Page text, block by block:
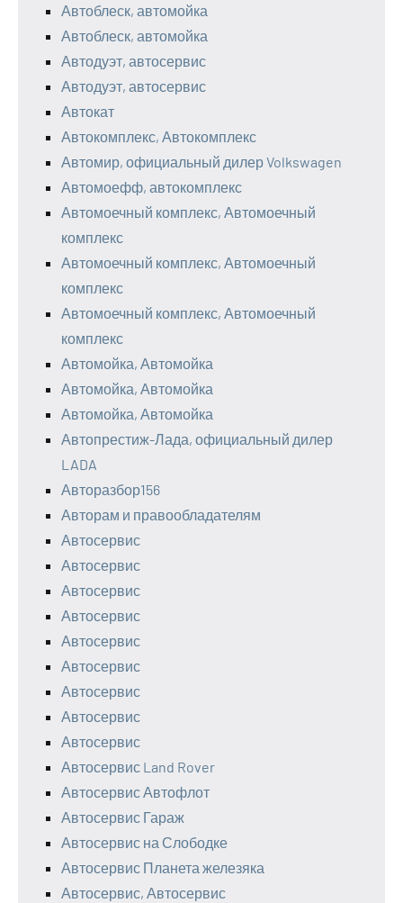
Автоблеск, автомойка
Автоблеск, автомойка
Автодуэт, автосервис
Автодуэт, автосервис
Автокат
Автокомплекс, Автокомплекс
Автомир, официальный дилер Volkswagen
Автомоефф, автокомплекс
Автомоечный комплекс, Автомоечный
комплекс
Автомоечный комплекс, Автомоечный
комплекс
Автомоечный комплекс, Автомоечный
комплекс
Автомойка, Автомойка
Автомойка, Автомойка
Автомойка, Автомойка
Автопрестиж-Лада, официальный дилер
LADA
Авторазбор156
Авторам и правообладателям
Автосервис
Автосервис
Автосервис
Автосервис
Автосервис
Автосервис
Автосервис
Автосервис
Автосервис
Автосервис Land Rover
Автосервис Автофлот
Автосервис Гараж
Автосервис на Слободке
Автосервис Планета железяка
Автосервис, Автосервис